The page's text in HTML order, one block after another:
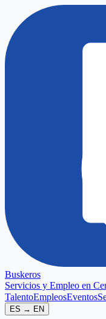
Buskeros
Servicios y Empleo en
TalentoEmpleosEventos
ES → EN